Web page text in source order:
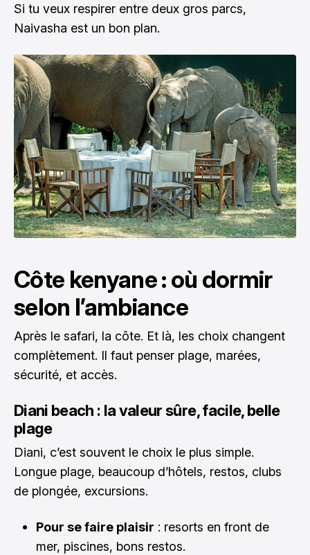
Si tu veux respirer entre deux gros parcs,
Naivasha est un bon plan.
Côte kenyane : où dormir
selon l’ambiance
Après le safari, la côte. Et là, les choix changent
complètement. Il faut penser plage, marées,
sécurité, et accès.
Diani beach : la valeur sûre, facile, belle
plage
Diani, c’est souvent le choix le plus simple.
Longue plage, beaucoup d’hôtels, restos, clubs
de plongée, excursions.
Pour se faire plaisir : resorts en front de
mer, piscines, bons restos.